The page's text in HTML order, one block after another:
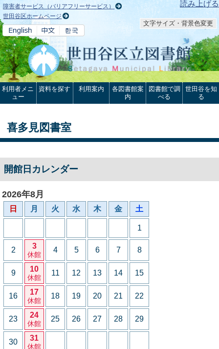
本文へ 読み上げる
障害者サービス（バリアフリーサービス）
世田谷区ホームページ
文字サイズ・背景色変更
利用者メニ
ュー
資料を探す 利用案内
各図書館案
内
図書館で調
べる
世田谷を知
る
喜多見図書室
開館日カレンダー
2026年8月
日 月 火 水 木 金 土
1
2 3
休館
4 5 6 7 8
9 10
休館
11 12 13 14 15
16 17
休館
18 19 20 21 22
23 24
休館
25 26 27 28 29
30 31
休館